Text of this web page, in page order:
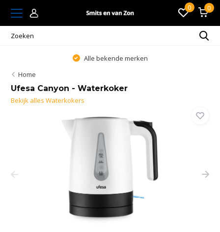
0 0
Alle bekende merken
Home
Ufesa Canyon - Waterkoker
Bekijk alles Waterkokers